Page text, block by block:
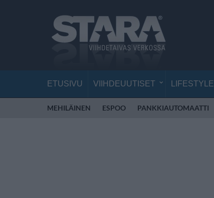
ETUSIVU VIIHDEUUTISET LIFESTYLE
MEHILÄINEN ESPOO PANKKIAUTOMAATTI